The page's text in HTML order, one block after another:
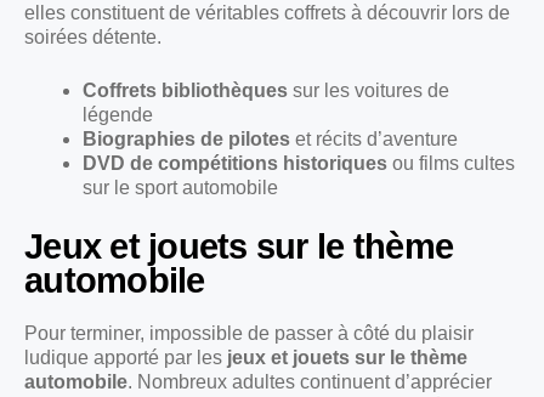
elles constituent de véritables coffrets à découvrir lors de
soirées détente.
Coffrets bibliothèques sur les voitures de
légende
Biographies de pilotes et récits d’aventure
DVD de compétitions historiques ou films cultes
sur le sport automobile
Jeux et jouets sur le thème
automobile
Pour terminer, impossible de passer à côté du plaisir
ludique apporté par les jeux et jouets sur le thème
automobile. Nombreux adultes continuent d’apprécier